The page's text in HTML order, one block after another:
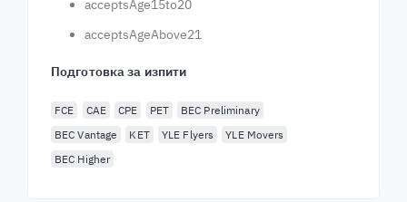
acceptsAge15to20
acceptsAgeAbove21
Подготовка за изпити
FCE CAE CPE PET
BEC Preliminary
BEC Vantage
KET YLE Flyers
YLE Movers
BEC Higher